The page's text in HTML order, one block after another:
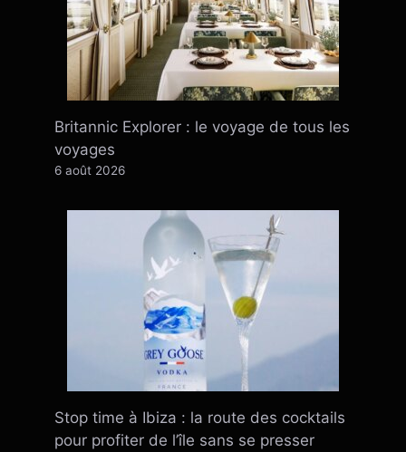
Britannic Explorer : le voyage de tous les
voyages
6 août 2026
Stop time à Ibiza : la route des cocktails
pour profiter de l’île sans se presser